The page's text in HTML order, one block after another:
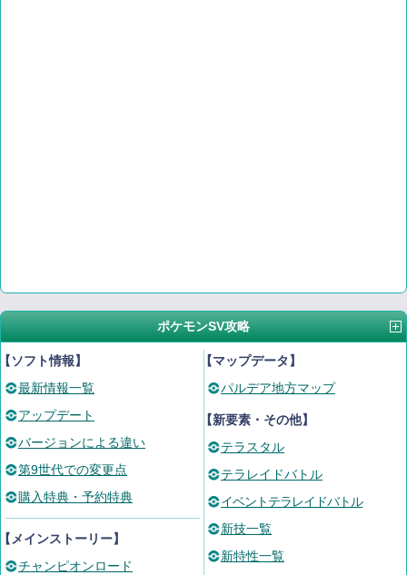
ポケモンSV攻略
ソフト情報】
最新情報一覧
アップデート
バージョンによる違い
第9世代での変更点
購入特典・予約特典
メインストーリー】
チャンピオンロード
【マップデータ】
パルデア地方マップ
【新要素・その他】
テラスタル
テラレイドバトル
イベントテラレイドバトル
新技一覧
新特性一覧